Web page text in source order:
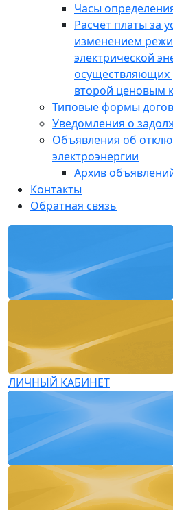
Часы
Расчёт платы за
изменением
электрической
осуществляющих
второй ценовым
Типовые формы
Уведомления о
Объявления об
электроэнергии
Архив
Контакты
Обратная связь
ЛИЧНЫЙ КАБИНЕТ